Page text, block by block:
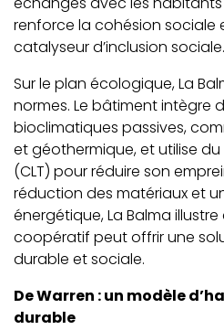
renforce la cohésion sociale
catalyseur d’inclusion sociale.
Sur le plan écologique, La
normes. Le bâtiment intègre
bioclimatiques passives,
et géothermique, et utilise
(CLT) pour réduire son
réduction des matériaux et
énergétique, La Balma
coopératif peut offrir une
durable et sociale.
De Warren : un modèle
durable